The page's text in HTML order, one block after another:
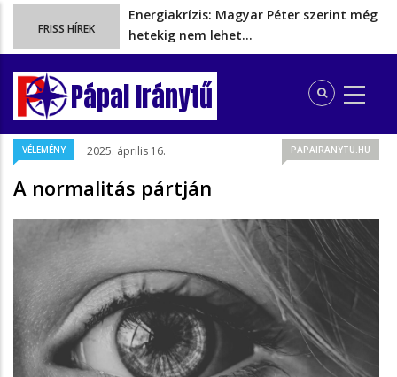
FRISS HÍREK
Energiakrízis: Magyar Péter szerint még
hetekig nem lehet…
A spanyol enklávét elárasztják a
tengeren érkező migránsok
Rétvári Bence: Magyar Péter gőzerővel
hátrál ki a tanároknak tett…
Magyar Péter rendkívüli bejelentést tett,
energia-krízishelyzet jöhet…
Ezért szüntették meg valójában a
szén‑dioxid‑kvóta‑adót
Pápai Iránytű
VÉLEMÉNY 2025. április 16. PAPAIRANYTU.HU
A normalitás pártján